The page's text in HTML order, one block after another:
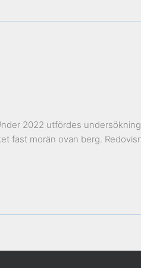
2022 utfördes
fast morän ovan berg.